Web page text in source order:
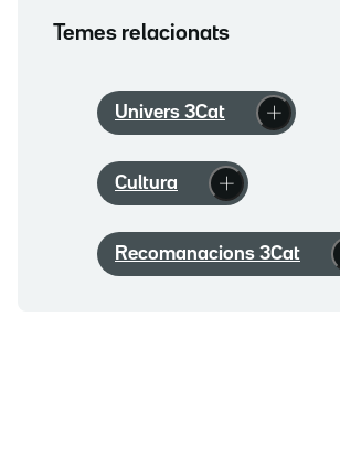
Temes relacionats
Univers 3Cat
Cultura
Recomanacions 3Cat